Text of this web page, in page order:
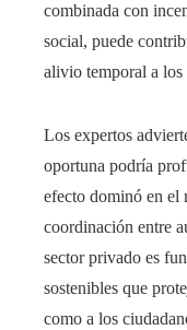
combinada con
social, puede
alivio temporal a los
Los expertos
oportuna podría
efecto dominó en el
coordinación entre
sector privado es
sostenibles que
como a los